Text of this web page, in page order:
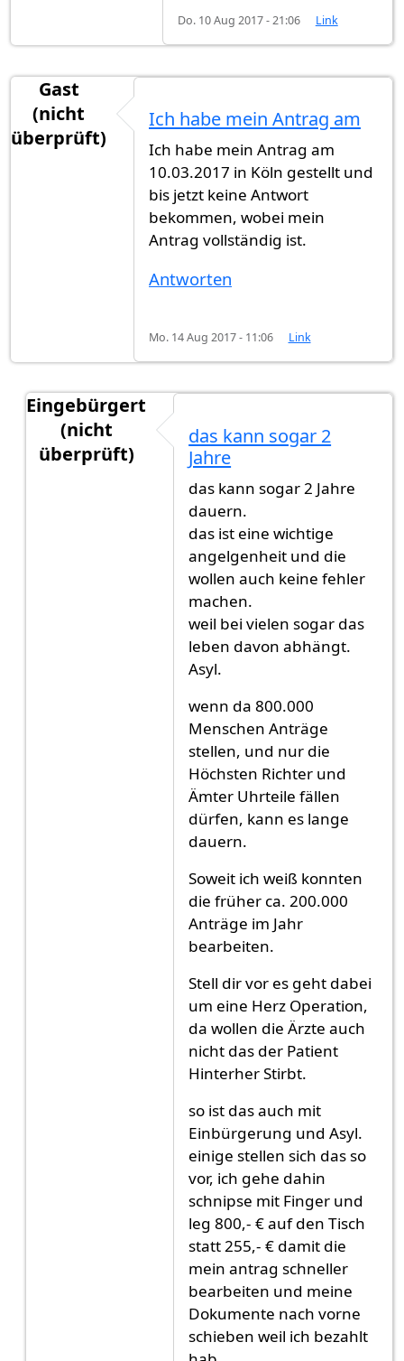
Do. 10 Aug 2017 - 21:06 Link
Gast
(nicht
überprüft)
Ich habe mein Antrag am
Ich habe mein Antrag am
10.03.2017 in Köln gestellt und
bis jetzt keine Antwort
bekommen, wobei mein
Antrag vollständig ist.
Antworten
Mo. 14 Aug 2017 - 11:06 Link
Eingebürgert
(nicht
überprüft)
Ich habe mein Antrag amvon
das kann sogar 2
Jahre
das kann sogar 2 Jahre
dauern.
das ist eine wichtige
angelgenheit und die
wollen auch keine fehler
machen.
weil bei vielen sogar das
leben davon abhängt.
Asyl.
wenn da 800.000
Menschen Anträge
stellen, und nur die
Höchsten Richter und
Ämter Uhrteile fällen
dürfen, kann es lange
dauern.
Soweit ich weiß konnten
die früher ca. 200.000
Anträge im Jahr
bearbeiten.
Stell dir vor es geht dabei
um eine Herz Operation,
da wollen die Ärzte auch
nicht das der Patient
Hinterher Stirbt.
so ist das auch mit
Einbürgerung und Asyl.
einige stellen sich das so
vor, ich gehe dahin
schnipse mit Finger und
leg 800,- € auf den Tisch
statt 255,- € damit die
mein antrag schneller
bearbeiten und meine
Dokumente nach vorne
schieben weil ich bezahlt